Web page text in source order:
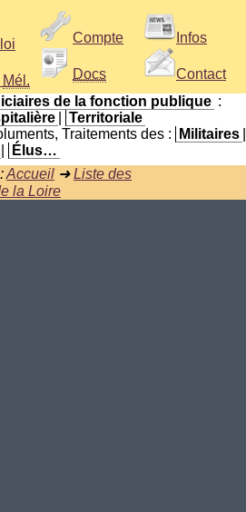
Mél.
Compte
Docs
Infos
Contact
de la fonction publique :
Territoriale
Traitements des :
Militaires
Élus…
Accueil ➜Liste des
la Loire